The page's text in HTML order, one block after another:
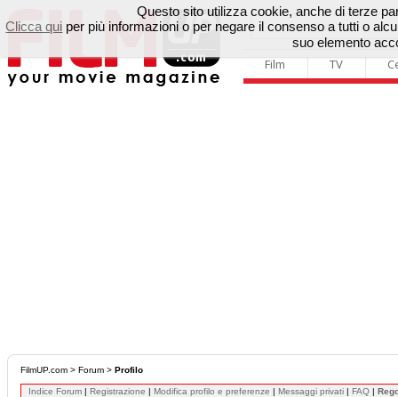
Film TV
FilmUP.com > Forum > Profilo
Indice Forum | Registrazione | Modifica profilo e preferenze | Messaggi privati | FAQ |
Questo sito utilizza cookie, anche di terze
Clicca qui per più informazioni o per negare il consenso a tutti o
suo elemento